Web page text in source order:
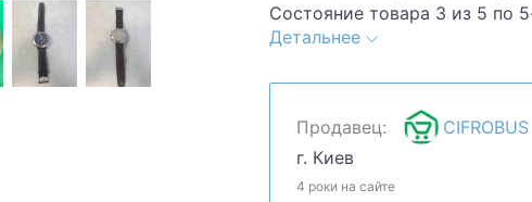
Состояние товара 3 из 5 по
царапины потертости
сделать.Уточняйте наличие
быть продан в розничном
Детальнее
Продавец:
CIFROBUS
г. Киев
4 роки на сайте